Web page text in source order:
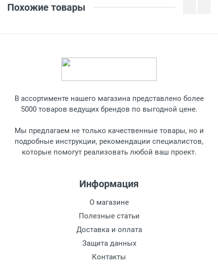
Габариты
Имя
Капча
Похожие товары
В ассортименте нашего магазина представлено более
5000 товаров ведущих брендов по выгодной цене.
Мы предлагаем не только качественные товары, но и
подробные инструкции, рекомендации специалистов,
которые помогут реализовать любой ваш проект.
Информация
О магазине
Полезные статьи
Доставка и оплата
Защита данных
Контакты